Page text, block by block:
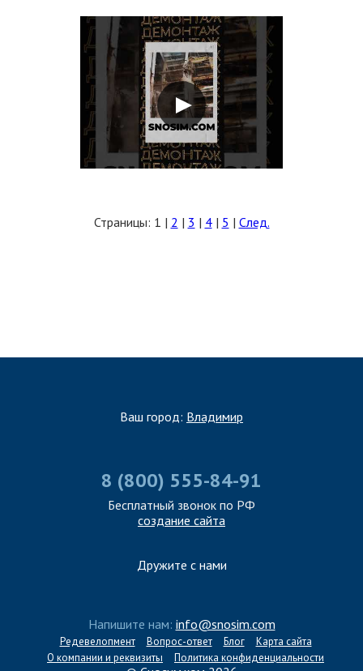
Страницы: 1 | 2 | 3 | 4 | 5 | След.
Ваш город: Владимир
8 (800) 555-84-91
Бесплатный звонок по РФ
создание сайта
Дружите с нами
Напишите нам: info@snosim.com
Редевелопмент Вопрос-ответ Блог
Карта сайта
О компании и реквизиты
Политика конфиденциальности